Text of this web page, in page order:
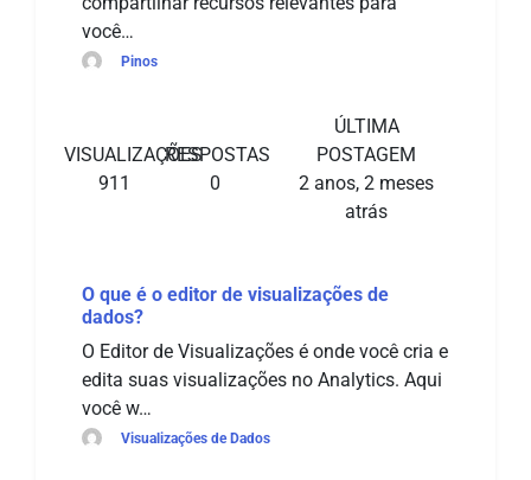
você…
Pinos
VISUALIZAÇÕES
911
RESPOSTAS
0
ÚLTIMA
POSTAGEM
2 anos, 2 meses
atrás
O que é o editor de visualizações de
dados?
O Editor de Visualizações é onde você cria e
edita suas visualizações no Analytics. Aqui
você w…
Visualizações de Dados